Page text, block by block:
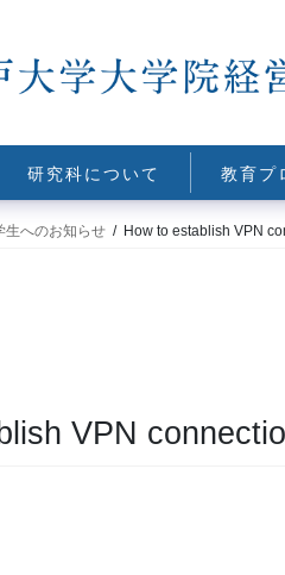
研究科について 教育プ
生へのお知らせ How to establish VPN
VPN